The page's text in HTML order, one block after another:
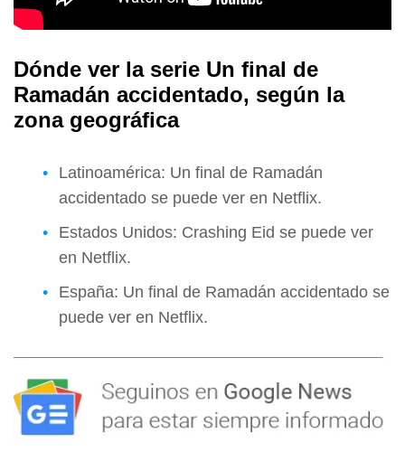
Dónde ver la serie Un final de
Ramadán accidentado, según la
zona geográfica
Latinoamérica: Un final de Ramadán
accidentado se puede ver en Netflix.
Estados Unidos: Crashing Eid se puede ver
en Netflix.
España: Un final de Ramadán accidentado se
puede ver en Netflix.